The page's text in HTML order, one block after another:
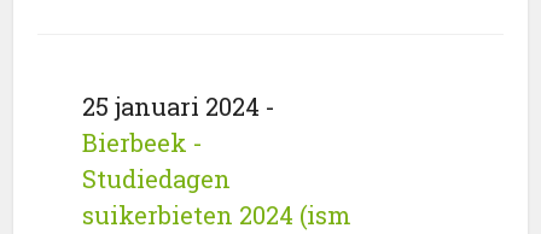
25 januari 2024 -
Bierbeek -
Studiedagen
suikerbieten 2024 (ism